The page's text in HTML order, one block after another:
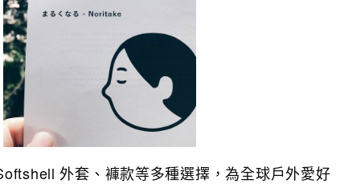
外套、褲款等多種選擇，為全球戶外愛好